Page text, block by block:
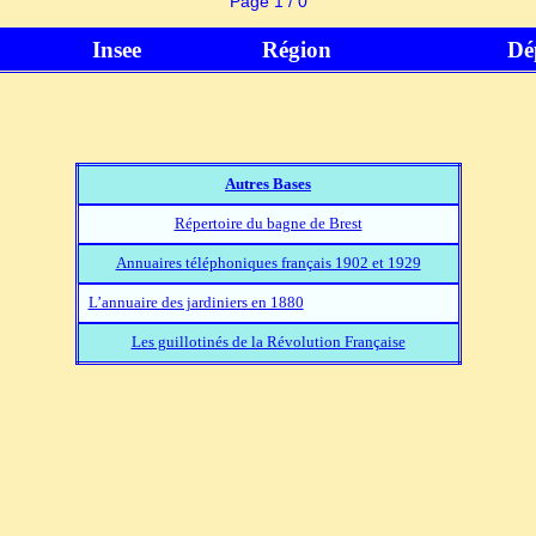
Insee Région
Autres Bases
Répertoire du bagne de Brest
Annuaires téléphoniques français 1902 et 1929
L’annuaire des jardiniers en 1880
Les guillotinés de la Révolution Française